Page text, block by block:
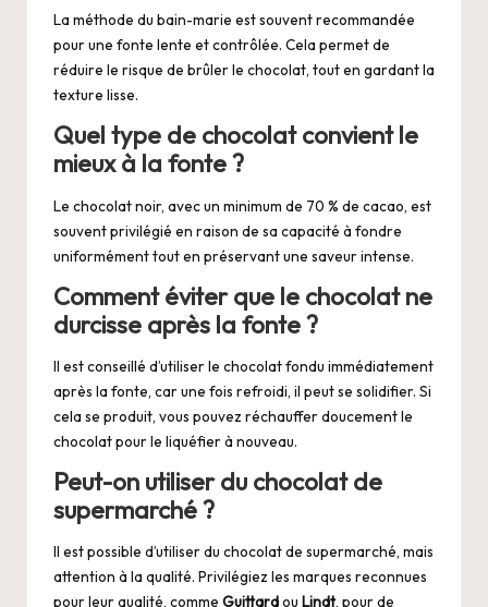
La méthode du bain-marie est souvent recommandée
pour une fonte lente et contrôlée. Cela permet de
réduire le risque de brûler le chocolat, tout en gardant la
texture lisse.
Quel type de chocolat convient le
mieux à la fonte ?
Le chocolat noir, avec un minimum de 70 % de cacao, est
souvent privilégié en raison de sa capacité à fondre
uniformément tout en préservant une saveur intense.
Comment éviter que le chocolat ne
durcisse après la fonte ?
Il est conseillé d’utiliser le chocolat fondu immédiatement
après la fonte, car une fois refroidi, il peut se solidifier. Si
cela se produit, vous pouvez réchauffer doucement le
chocolat pour le liquéfier à nouveau.
Peut-on utiliser du chocolat de
supermarché ?
Il est possible d’utiliser du chocolat de supermarché, mais
attention à la qualité. Privilégiez les marques reconnues
pour leur qualité, comme Guittardou Lindt, pour de